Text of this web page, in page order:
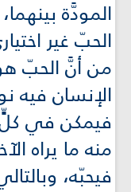
المودَّة
الحبّ غير
من أنَّ الحبّ
الإنسان فيه
فيمكن في كلٍّ
منه ما يراه
فيحبّه،